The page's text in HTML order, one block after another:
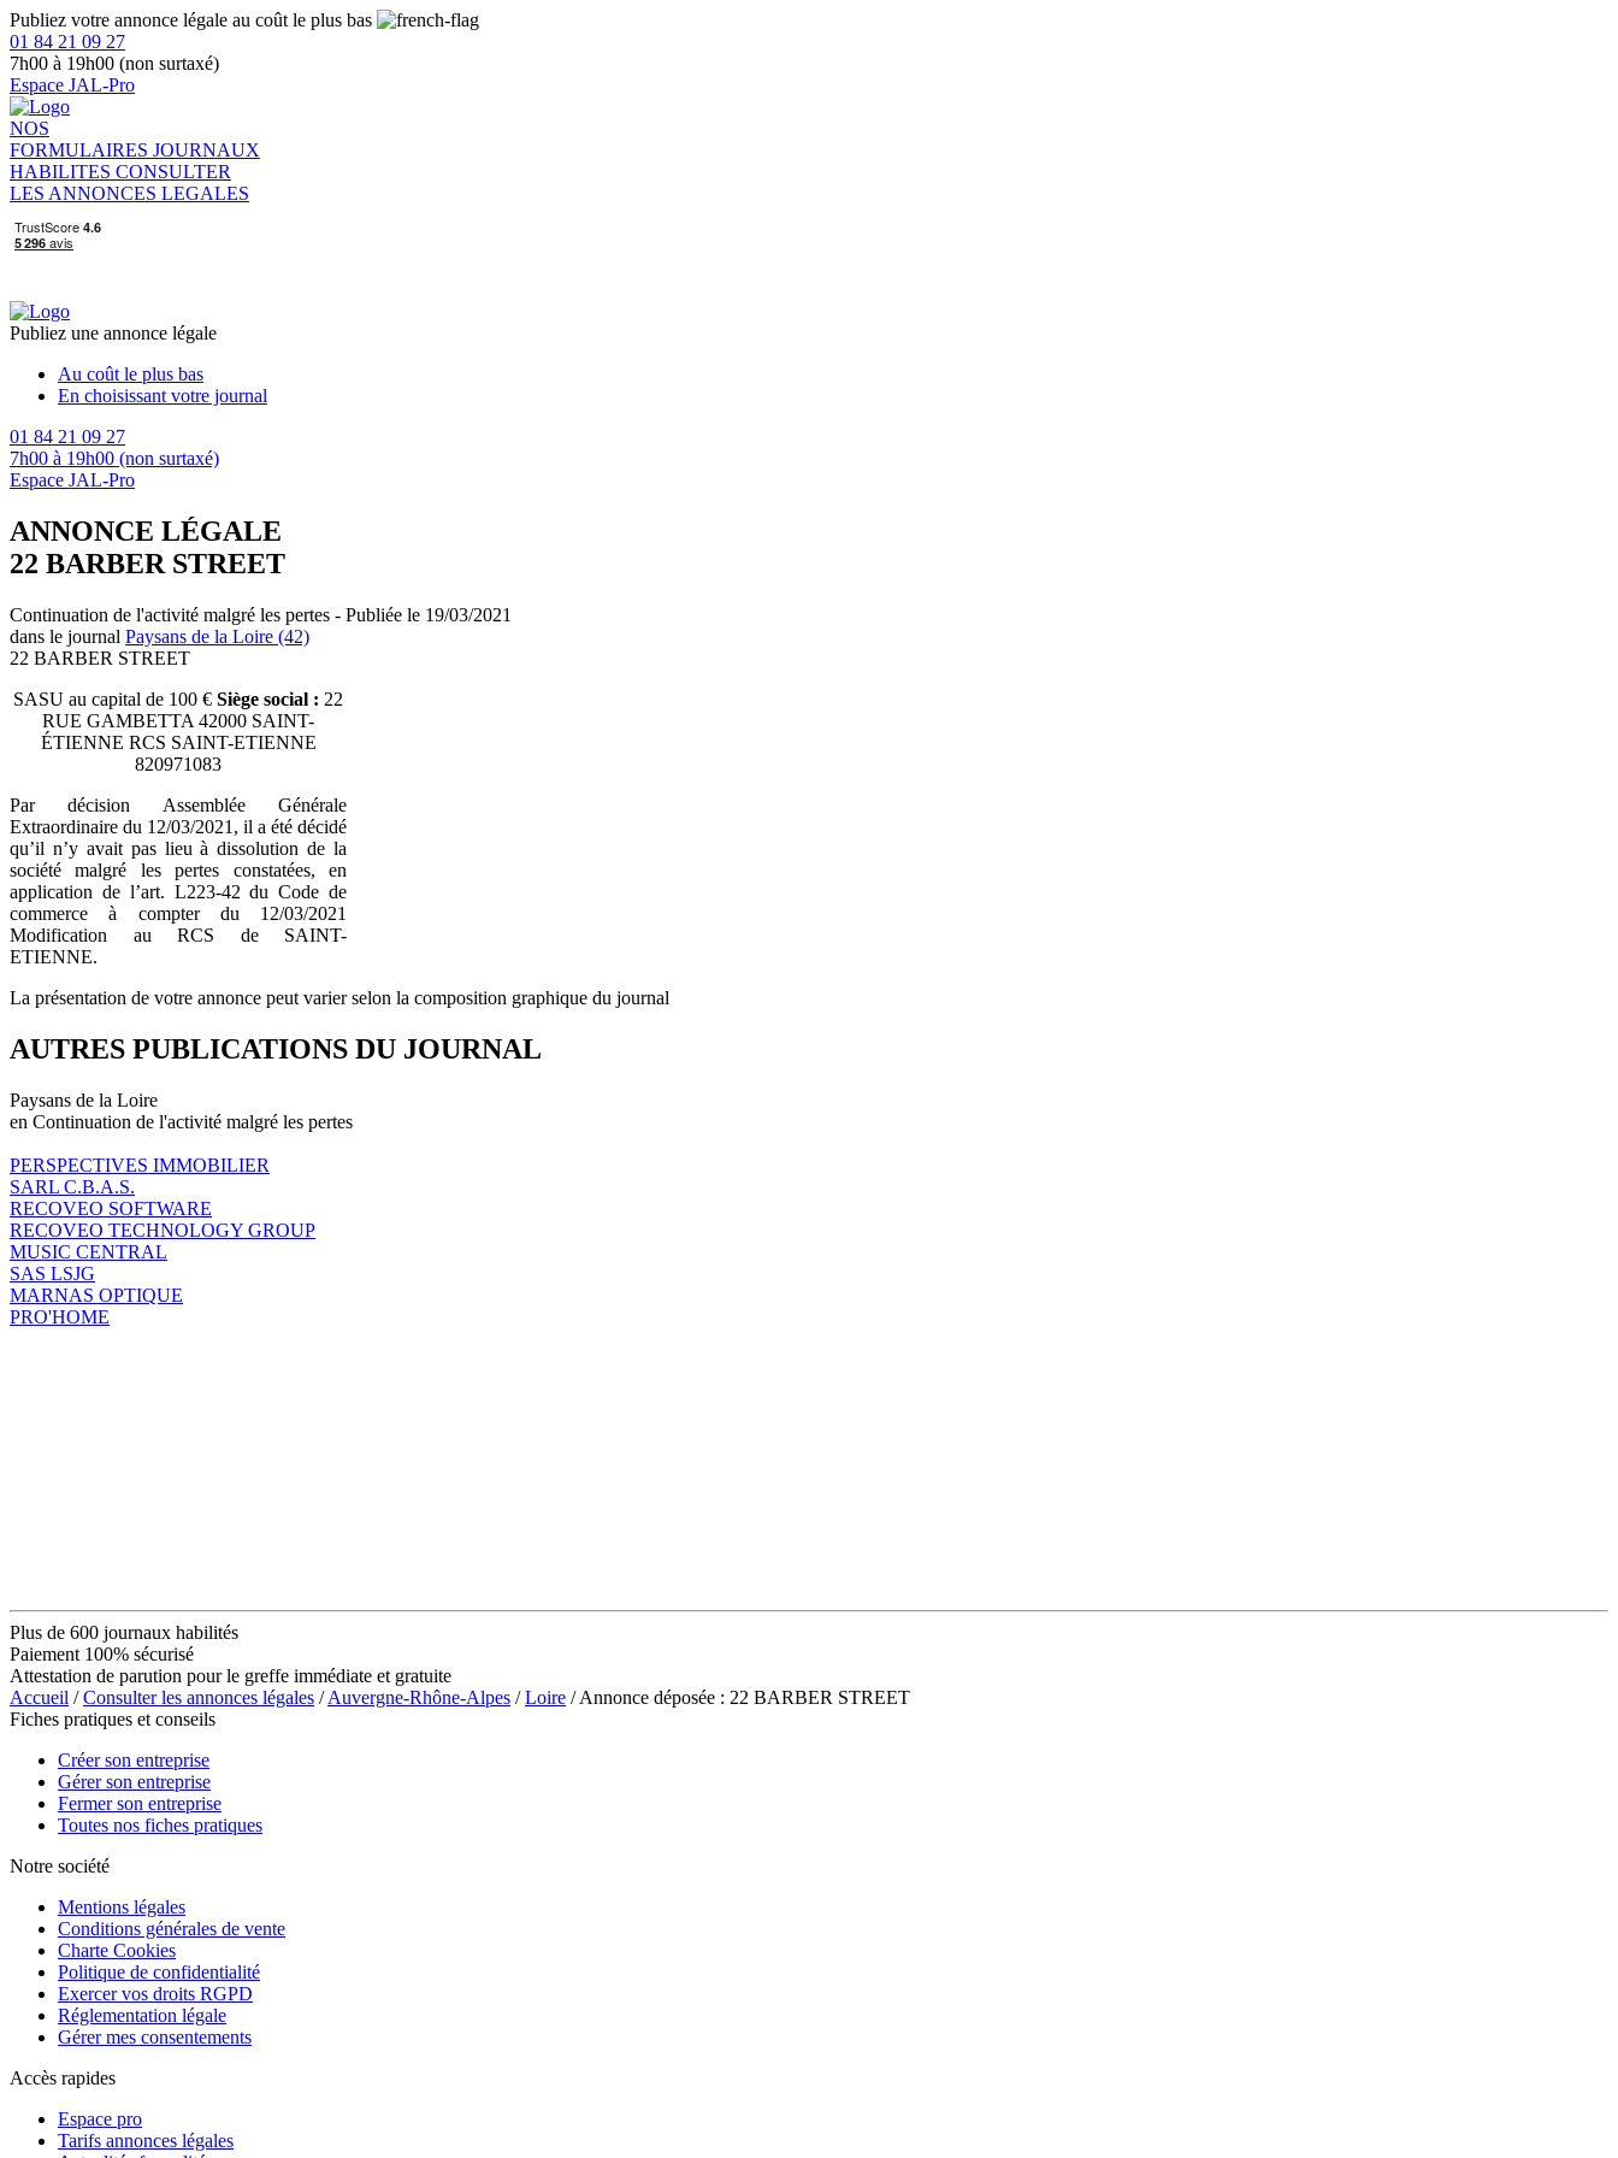
Publiez votre annonce légale au coût le plus bas
01 84 21 09 27
7h00 à 19h00 (non surtaxé)
Espace JAL-Pro
NOS
FORMULAIRES JOURNAUX
HABILITES CONSULTER
LES ANNONCES LEGALES
Publiez une annonce légale
Au coût le plus bas
En choisissant votre journal
01 84 21 09 27
7h00 à 19h00 (non surtaxé)
Espace JAL-Pro
ANNONCE LÉGALE
22 BARBER STREET
Continuation de l'activité malgré les pertes - Publiée le 19/03/2021
dans le journal Paysans de la Loire (42)
22 BARBER STREET
SASU au capital de 100 € Siège social : 22
RUE GAMBETTA 42000 SAINT-
ÉTIENNE RCS SAINT-ETIENNE
820971083
Par décision Assemblée Générale
Extraordinaire du 12/03/2021, il a été décidé
qu’il n’y avait pas lieu à dissolution de la
société malgré les pertes constatées, en
application de l’art. L223-42 du Code de
commerce à compter du 12/03/2021
Modification au RCS de SAINT-
ETIENNE.
La présentation de votre annonce peut varier selon la composition graphique du journal
AUTRES PUBLICATIONS DU JOURNAL
Paysans de la Loire
en Continuation de l'activité malgré les pertes
PERSPECTIVES IMMOBILIER
SARL C.B.A.S.
RECOVEO SOFTWARE
RECOVEO TECHNOLOGY GROUP
MUSIC CENTRAL
SAS LSJG
MARNAS OPTIQUE
PRO'HOME
Plus de 600 journaux habilités
Paiement 100% sécurisé
Attestation de parution pour le greffe immédiate et gratuite
Accueil /Consulter les annonces légales /Auvergne-Rhône-Alpes /Loire / Annonce déposée : 22 BARBER STREET
Fiches pratiques et conseils
Créer son entreprise
Gérer son entreprise
Fermer son entreprise
Toutes nos fiches pratiques
Notre société
Mentions légales
Conditions générales de vente
Charte Cookies
Politique de confidentialité
Exercer vos droits RGPD
Réglementation légale
Gérer mes consentements
Accès rapides
Espace pro
Tarifs annonces légales